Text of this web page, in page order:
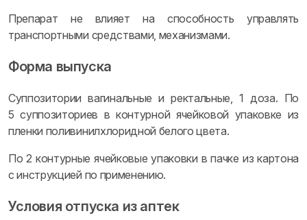
Препарат не влияет на способность управлять
транспортными средствами, механизмами.
Форма выпуска
Суппозитории вагинальные и ректальные, 1 доза. По
5 суппозиториев в контурной ячейковой упаковке из
пленки поливинилхлоридной белого цвета.
По 2 контурные ячейковые упаковки в пачке из картона
с инструкцией по применению.
Условия отпуска из аптек